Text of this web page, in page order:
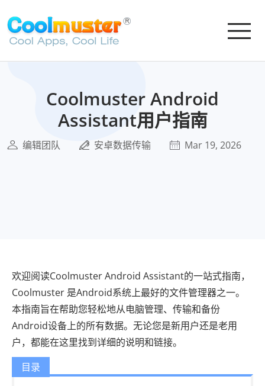
Coolmuster Android
Assistant用户指南
编辑团队 安卓数据传输 Mar 19, 2026
欢迎阅读Coolmuster Android Assistant的一站式指南，
Coolmuster 是Android系统上最好的文件管理器之一。
本指南旨在帮助您轻松地从电脑管理、传输和备份
Android设备上的所有数据。无论您是新用户还是老用
户，都能在这里找到详细的说明和链接。
目录